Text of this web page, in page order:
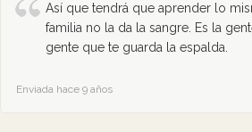
Así que tendrá que aprender lo
familia no la da la sangre. Es la
gente que te guarda la espalda.
Enviada hace 9 años